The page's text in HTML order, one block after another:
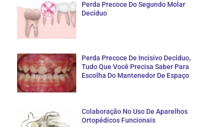
Perda Precoce Do Segundo Molar
Decíduo
Perda Precoce De Incisivo Decíduo,
Tudo Que Você Precisa Saber Para
Escolha Do Mantenedor De Espaço
Colaboração No Uso De Aparelhos
Ortopédicos Funcionais